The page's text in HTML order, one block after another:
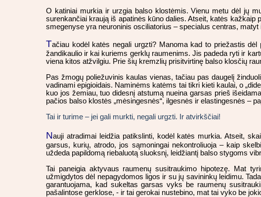
O katiniai murkia ir urzgia balso klostėmis. Vienu metu dėl jų
surenkančiai kraują iš apatinės kūno dalies. Atseit, katės
smegenyse yra neuroninis osciliatorius – specialus centras,
Tačiau kodėl katės negali urgzti? Manoma kad to priežastis dėl
žandikaulio ir kai kuriems gerklų raumenims. Jis padeda ryti ir
viena kitos atžvilgiu. Prie šių kremzlių prisitvirtinę balso klosčių
Pas žmogų poliežuvinis kaulas vienas, tačiau pas daugelį
vadinami epigioidais. Naminėms katėms tai tikri kieti kaulai, o
kuo jos žemiau, tuo didesnį atstumą nueina garsas prieš
pačios balso klostės „mėsingesnės“, ilgesnės ir elastingesnės –
Tai ir turime – jei gali murkti, negali urgzti. Ir atvirkščiai!
Nauji atradimai leidžia patikslinti, kodėl katės murkia. Atseit,
garsus, kurių, atrodo, jos sąmoningai nekontroliuoja – kaip
uždeda papildomą riebaluotą sluoksnį, leidžiantį balso stygoms
Tai paneigia aktyvaus raumenų susitraukimo hipotezę. Mat
užmigdytos dėl nepagydomos ligos ir su jų savininkų leidimu.
garantuojama, kad sukeltas garsas vyks be raumenų
pašalintose gerklose, - ir tai gerokai nustebino, mat tai vyko be